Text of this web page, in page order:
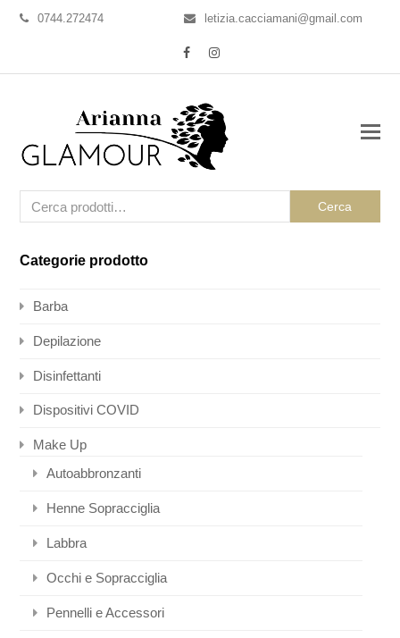
0744.272474 letizia.cacciamani@gmail.com
FacebookInstagram
Cerca
Categorie prodotto
Barba
Depilazione
Disinfettanti
Dispositivi COVID
Make Up
Autoabbronzanti
Henne Sopracciglia
Labbra
Occhi e Sopracciglia
Pennelli e Accessori